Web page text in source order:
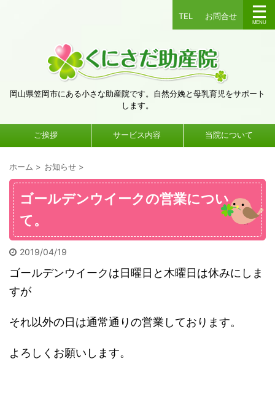
TEL お問合せ
岡山県笠岡市にある小さな助産院です。自然分娩と母乳育児をサポート
します。
ご挨拶 サービス内容 当院について
ホーム > お知らせ >
ゴールデンウイークの営業につい
て。
2019/04/19
ゴールデンウイークは日曜日と木曜日は休みにしま
すが
それ以外の日は通常通りの営業しております。
よろしくお願いします。